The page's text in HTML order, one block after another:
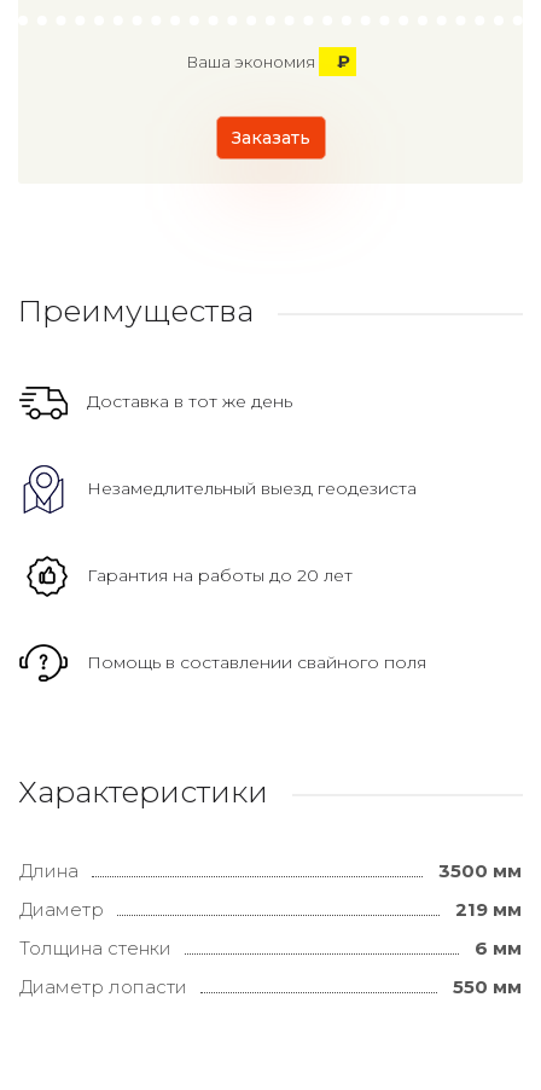
Ваша экономия ₽
Заказать
Преимущества
Доставка в тот же день
Незамедлительный выезд геодезиста
Гарантия на работы до 20 лет
Помощь в составлении свайного поля
Характеристики
Длина
3500 мм
Диаметр
219 мм
Толщина стенки
6 мм
Диаметр лопасти
550 мм